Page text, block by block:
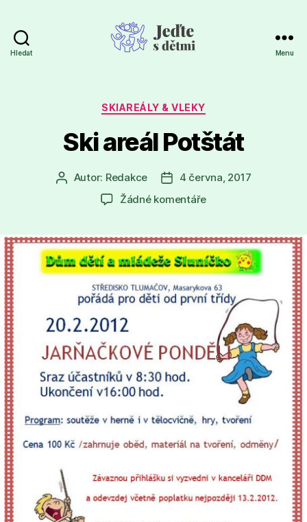
Hledat Menu
Rubriky
SKIAREÁLY & VLEKY
Ski areál Potštát
Autor
příspěvku
Autor: Redakce
Datum
příspěvku
4 června, 2017
Žádné komentářeu
názvem
Ski
areál
Potštát